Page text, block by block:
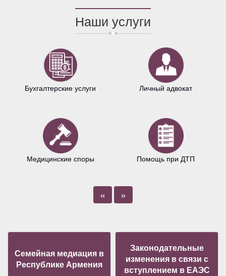
Наши услуги
Бухгалтерские услуги
Медицинские споры
Личный адвокат
Помощь при ДТП
« »
Семейная медиация в
Республике Армения
Законодательные
изменения в связи с
вступлением в ЕАЭС